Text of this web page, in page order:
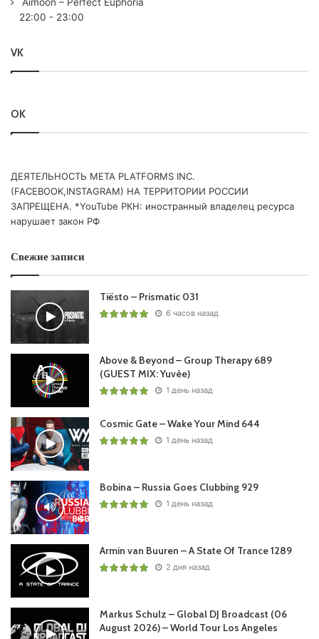
Пользовательская оценка:
22:00 - 23:00
VK
OK
ДЕЯТЕЛЬНОСТЬ МЕТА PLATFORMS INC.
(FACEBOOK,INSTAGRAM) НА ТЕРРИТОРИИ РОССИИ
ЗАПРЕЩЕНА. *YouTube РКН: иностранный владелец ресурса
нарушает закон РФ
Свежие записи
Tiësto – Prismatic 031
6 часов назад
Above & Beyond – Group Therapy 689
(GUEST MIX: Yuvèe)
1 день назад
Cosmic Gate – Wake Your Mind 644
1 день назад
Bobina – Russia Goes Clubbing 929
1 день назад
Armin van Buuren – A State Of Trance 1289
2 дня назад
Markus Schulz – Global DJ Broadcast (06
August 2026) – World Tour Los Angeles